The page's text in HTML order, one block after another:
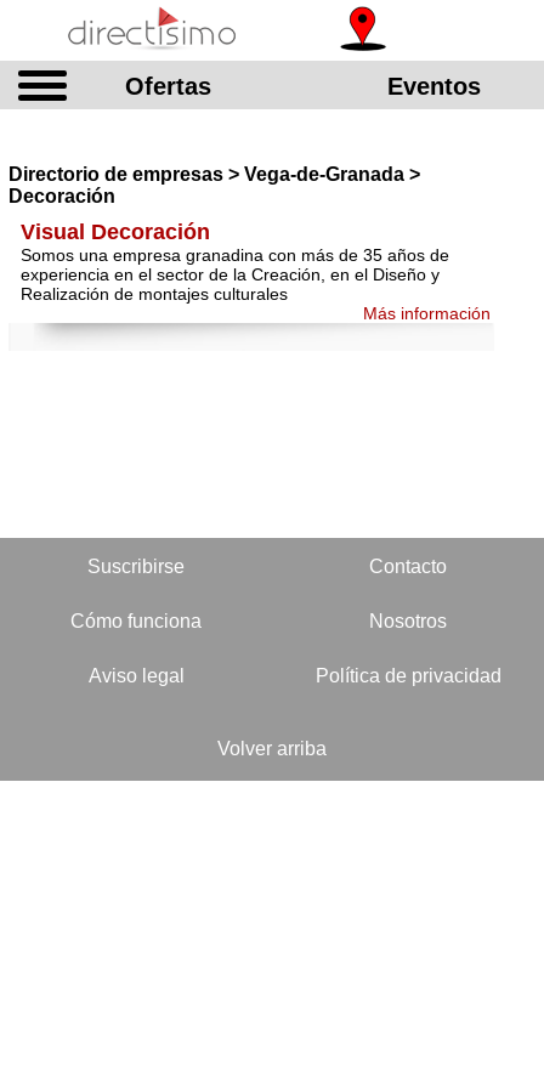
Ofertas Eventos
Directorio de empresas > Vega-de-Granada >
Decoración
Visual Decoración
Somos una empresa granadina con más de 35 años de
experiencia en el sector de la Creación, en el Diseño y
Realización de montajes culturales
Más información
Suscribirse Contacto
Cómo funciona Nosotros
Aviso legal Política de privacidad
Volver arriba